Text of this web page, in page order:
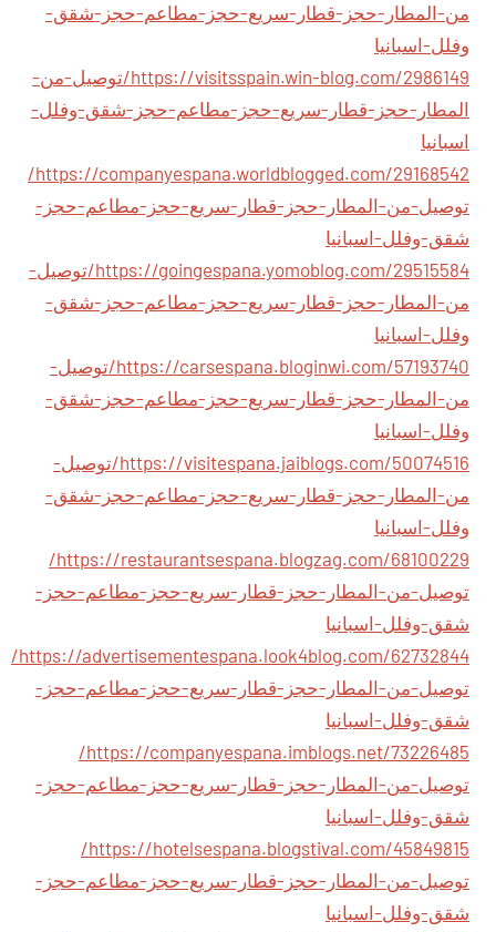
من-المطار-حجز-قطار-سريع-حجز-مطاعم-حجز-شقق-
وفلل-اسبانيا
https://visitsspain.win-blog.com/2986149/توصيل-من-
المطار-حجز-قطار-سريع-حجز-مطاعم-حجز-شقق-وفلل-
اسبانيا
https://companyespana.worldblogged.com/29168542/
توصيل-من-المطار-حجز-قطار-سريع-حجز-مطاعم-حجز-
شقق-وفلل-اسبانيا
https://goingespana.yomoblog.com/29515584/توصيل-
من-المطار-حجز-قطار-سريع-حجز-مطاعم-حجز-شقق-
وفلل-اسبانيا
https://carsespana.bloginwi.com/57193740/توصيل-
من-المطار-حجز-قطار-سريع-حجز-مطاعم-حجز-شقق-
وفلل-اسبانيا
https://visitespana.jaiblogs.com/50074516/توصيل-
من-المطار-حجز-قطار-سريع-حجز-مطاعم-حجز-شقق-
وفلل-اسبانيا
https://restaurantsespana.blogzag.com/68100229/
توصيل-من-المطار-حجز-قطار-سريع-حجز-مطاعم-حجز-
شقق-وفلل-اسبانيا
https://advertisementespana.look4blog.com/62732844/
توصيل-من-المطار-حجز-قطار-سريع-حجز-مطاعم-حجز-
شقق-وفلل-اسبانيا
https://companyespana.imblogs.net/73226485/
توصيل-من-المطار-حجز-قطار-سريع-حجز-مطاعم-حجز-
شقق-وفلل-اسبانيا
https://hotelsespana.blogstival.com/45849815/
توصيل-من-المطار-حجز-قطار-سريع-حجز-مطاعم-حجز-
شقق-وفلل-اسبانيا